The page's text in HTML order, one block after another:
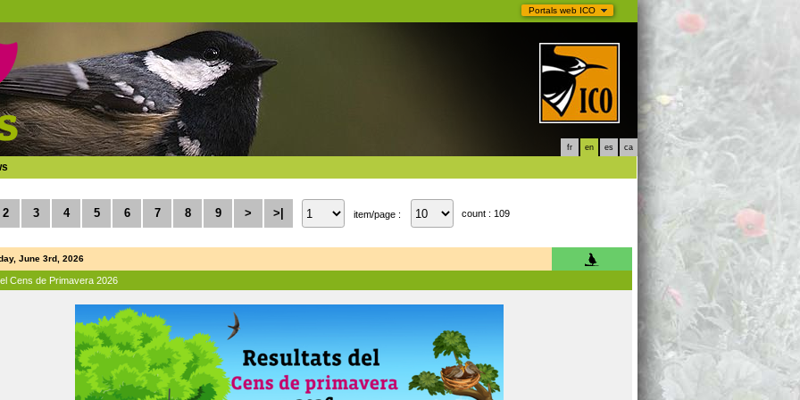
Portals web ICO
fr en es ca
2 3 4 5 6 7 8 9 > >| item/page : count : 109
June 3rd, 2026
Cens de Primavera 2026